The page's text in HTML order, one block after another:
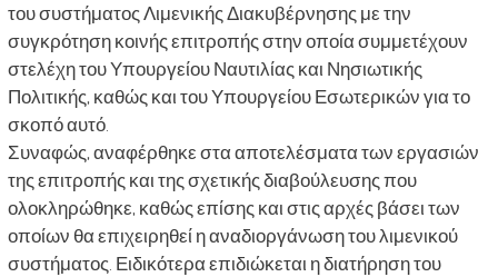
του συστήματος Λιμενικής Διακυβέρνησης με την
συγκρότηση κοινής επιτροπής στην οποία συμμετέχουν
στελέχη του Υπουργείου Ναυτιλίας και Νησιωτικής
Πολιτικής, καθώς και του Υπουργείου Εσωτερικών για το
σκοπό αυτό.
Συναφώς, αναφέρθηκε στα αποτελέσματα των εργασιών
της επιτροπής και της σχετικής διαβούλευσης που
ολοκληρώθηκε, καθώς επίσης και στις αρχές βάσει των
οποίων θα επιχειρηθεί η αναδιοργάνωση του λιμενικού
συστήματος. Ειδικότερα επιδιώκεται η διατήρηση του